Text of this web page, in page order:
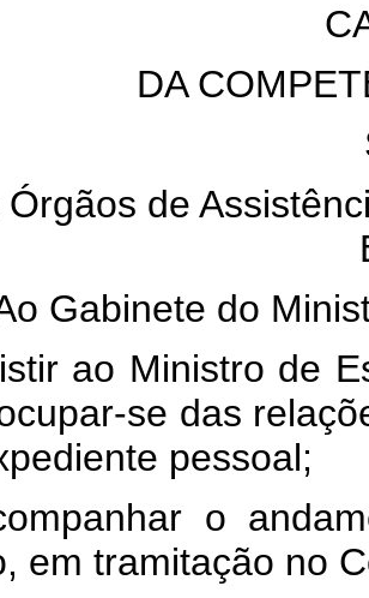
DA
Órgãos de
Gabinete do
ao Ministro de
se das
pessoal;
o
em tramitação no